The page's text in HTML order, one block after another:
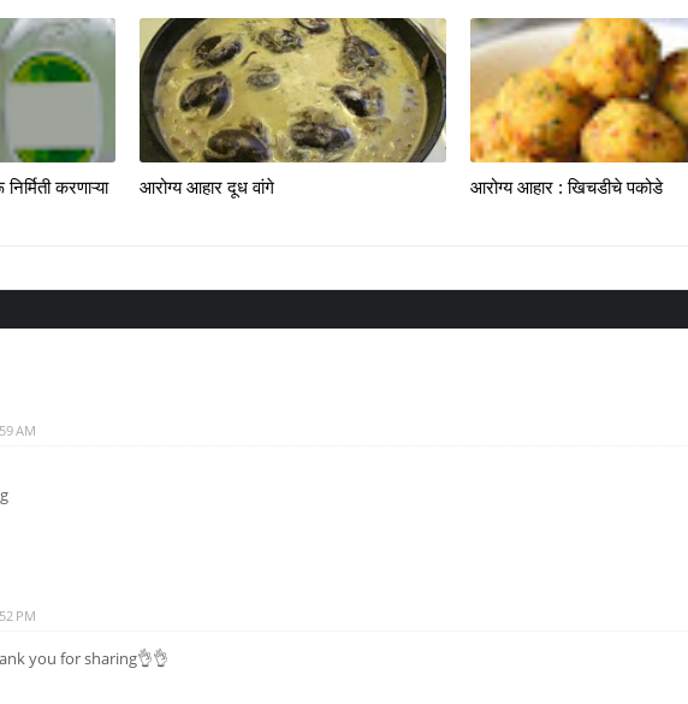
करणाऱ्या
आरोग्य आहार दूध वांगे आरोग्य आहार : खिचडीचे पकोडे
AM
PM
you for sharing👌👌